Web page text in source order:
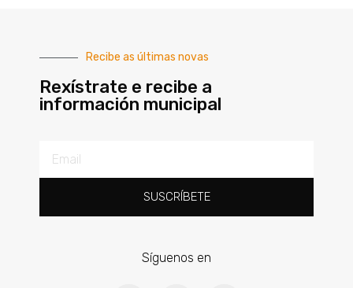
Recibe as últimas novas
Rexístrate e recibe a
información municipal
SUSCRÍBETE
Síguenos en